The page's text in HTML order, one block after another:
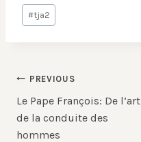
Post
Tags:
#tja2
Post
navigation
PREVIOUS
Le Pape François: De l’art
de la conduite des
hommes